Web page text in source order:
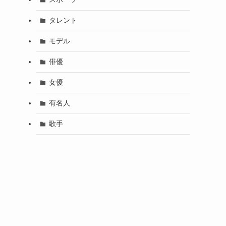
タレント
モデル
俳優
女優
有名人
歌手